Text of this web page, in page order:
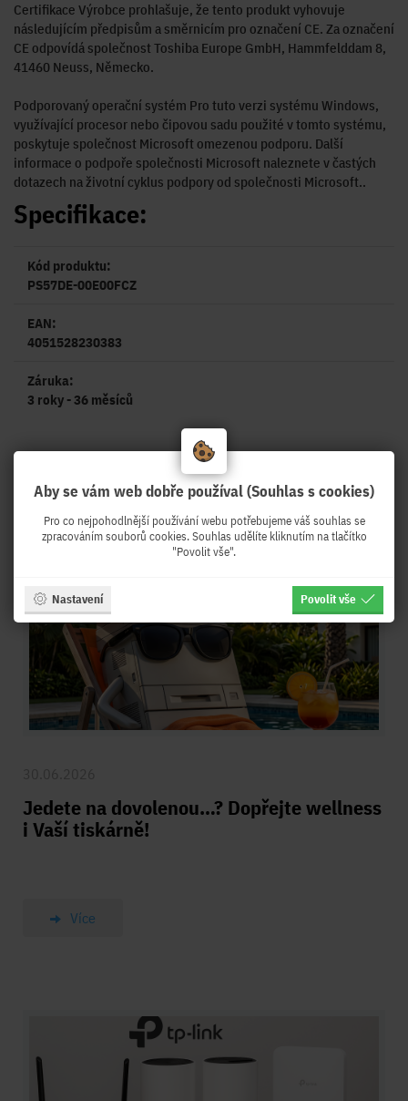
Certifikace Výrobce prohlašuje, že tento produkt vyhovuje
následujícím předpisům a směrnicím pro označení CE. Za označení
CE odpovídá společnost Toshiba Europe GmbH, Hammfelddam 8,
41460 Neuss, Německo.
Podporovaný operační systém Pro tuto verzi systému Windows,
využívající procesor nebo čipovou sadu použité v tomto systému,
poskytuje společnost Microsoft omezenou podporu. Další
informace o podpoře společnosti Microsoft naleznete v častých
dotazech na životní cyklus podpory od společnosti Microsoft..
Specifikace:
Kód produktu:
PS57DE-00E00FCZ
EAN:
4051528230383
Záruka:
3 roky - 36 měsíců
Články:
Jedete na dovolenou…? Dopřejte wellness
i Vaší tiskárně!
Více
Aby se vám web dobře používal (Souhlas s cookies)
Pro co nejpohodlnější používání webu potřebujeme váš souhlas se
zpracováním souborů cookies. Souhlas udělíte kliknutím na tlačítko
"Povolit vše".
Nastavení Povolit vše